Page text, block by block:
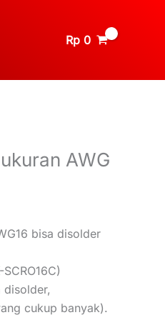
Rp 0
AWG
bisa disolder
disolder,
cukup banyak).